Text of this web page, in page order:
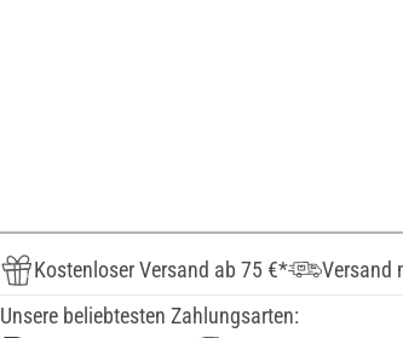
Kostenloser Versand ab 75 €*
Versand
Unsere beliebtesten Zahlungsarten: